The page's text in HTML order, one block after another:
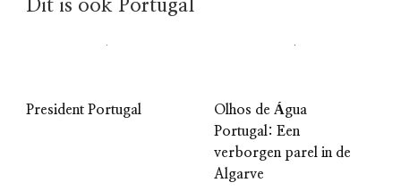
Dit is ook Portugal
President Portugal
Olhos de Água
Portugal: Een
verborgen parel in de
Algarve